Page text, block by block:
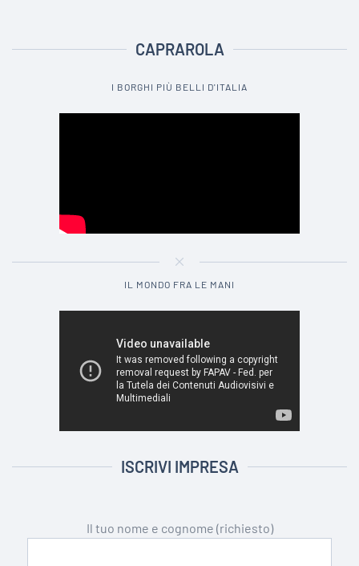
CAPRAROLA
I BORGHI PIÙ BELLI D'ITALIA
IL MONDO FRA LE MANI
ISCRIVI IMPRESA
Il tuo nome e cognome (richiesto)